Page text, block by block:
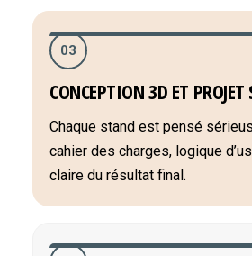
03
CONCEPTION 3D ET PROJET
Chaque stand est pensé
cahier des charges, logique
claire du résultat final.